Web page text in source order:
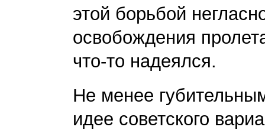
этой борьбой
освобождения
что-то надеялся.
Не менее
идее советского